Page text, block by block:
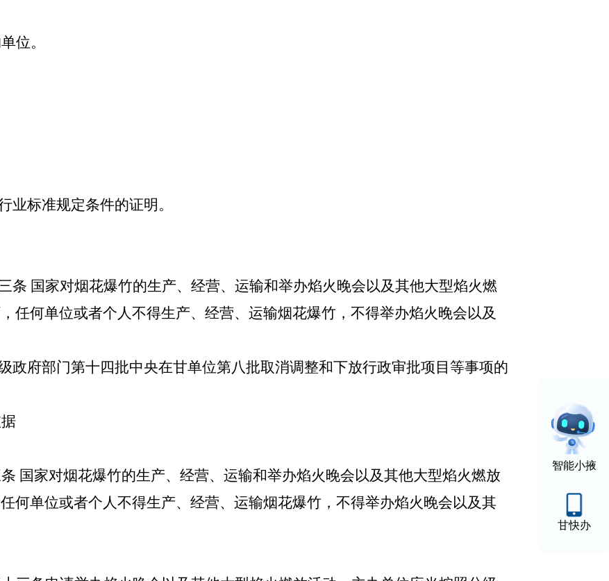
智能小掖
甘快办
位。
业标准规定条件的证明。
条 国家对烟花爆竹的生产、经营、运输和举办焰火晚会以及其他大型焰火燃
任何单位或者个人不得生产、经营、运输烟花爆竹，不得举办焰火晚会以及
政府部门第十四批中央在甘单位第八批取消调整和下放行政审批项目等事项的
国家对烟花爆竹的生产、经营、运输和举办焰火晚会以及其他大型焰火燃放
何单位或者个人不得生产、经营、运输烟花爆竹，不得举办焰火晚会以及其